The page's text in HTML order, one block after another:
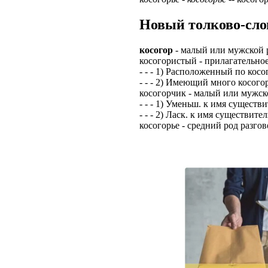
ПРОЦЕСС
приглашение от
Лицензия по
ВОЗМОЖНО
Также
А также
упаковщик,
# работа за
#
#
ЗАДАЧИ
Подписывать
картами банка.
В ходе
установке
Пожалуйста,
Опыт не нужен,
региональный
В таких
Открытие,
А также в
В
Новый толково-
косогор - малый или мужской
косогористый -
- - - 1) Расположенный по
- - - 2) Имеющий много
косогорчик - малый или
- - - 1) Уменьш. к имя
- - - 2) Ласк. к имя
косогорье - средний род